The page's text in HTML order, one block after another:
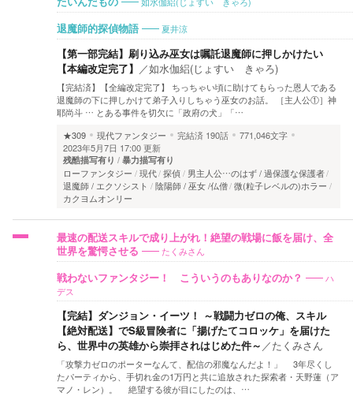
退魔師的探偵物語 夏井涼
【第一部完結】刷り込み巫女は嘱託退魔師に押しかけたい
【本編改定完了】 ／如水伽絽(じょすい きゃろ)
【完結済】【全編改定完了】 ちっちゃい頃に助けてもらった恩人である
退魔師の下に押しかけて弟子入りしちゃう巫女のお話。 ［主人公①］神
耶尚斗 … とある事件を切欠に「政府の犬」「…
★309
現代ファンタジー 完結済 190話
771,046文字
2023年5月7日 17:00 更新
残酷描写有り 暴力描写有り
ローファンタジー 現代 探偵
男主人公…のはず / 過保護な保護者
退魔師 / エクソシスト
陰陽師 / 巫女 /仏僧 微(粒子レベルの)ホラー
カクヨムオンリー
最速の配送スキルで成り上がれ！絶望の戦場に飯を届け、全
世界を驚愕させる
たくみさん
戦わないファンタジー！ こういうのもありなのか？
ハ
デス
【完結】ダンジョン・イーツ！ ～戦闘力ゼロの俺、スキル
【絶対配送】でS級冒険者に「揚げたてコロッケ」を届けた
ら、世界中の英雄から崇拝されはじめた件～ ／たくみさん
「攻撃力ゼロのポーターなんて、配信の邪魔なんだよ！」 3年尽くし
たパーティから、手切れ金の1万円と共に追放された探索者・天野蓮（ア
マノ・レン）。 絶望する彼が目にしたのは、…